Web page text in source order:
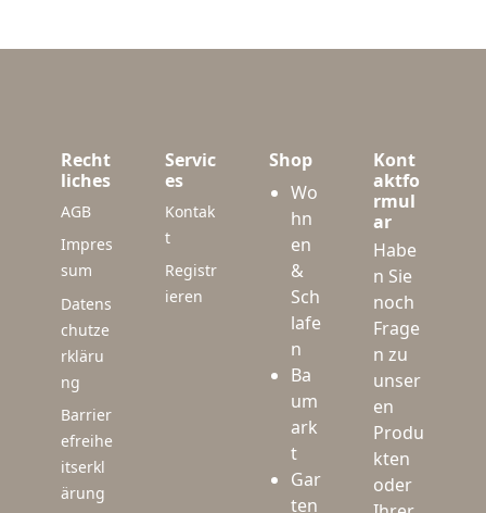
Recht
liches
AGB
Impres
sum
Datens
chutze
rkläru
ng
Barrier
efreihe
itserkl
ärung
Servic
es
Kontak
t
Registr
ieren
Shop
Wo
hn
en
&
Sch
lafe
n
Ba
um
ark
t
Gar
ten
Kont
aktfo
rmul
ar
Habe
n Sie
noch
Frage
n zu
unser
en
Produ
kten
oder